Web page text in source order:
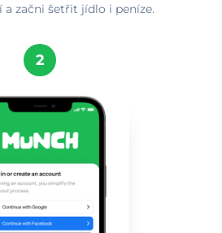
a začni šetřit jídlo i peníze.
2